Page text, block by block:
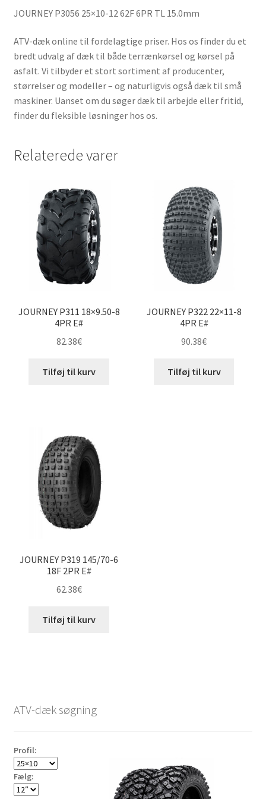
JOURNEY P3056 25×10-12 62F 6PR TL 15.0mm
ATV-dæk online til fordelagtige priser. Hos os finder du et
bredt udvalg af dæk til både terrænkørsel og kørsel på
asfalt. Vi tilbyder et stort sortiment af producenter,
størrelser og modeller – og naturligvis også dæk til små
maskiner. Uanset om du søger dæk til arbejde eller fritid,
finder du fleksible løsninger hos os.
Relaterede varer
JOURNEY P311 18×9.50-8
4PR E#
82.38€
Tilføj til kurv
JOURNEY P322 22×11-8
4PR E#
90.38€
Tilføj til kurv
JOURNEY P319 145/70-6
18F 2PR E#
62.38€
Tilføj til kurv
ATV-dæk søgning
Profil:
Fælg: